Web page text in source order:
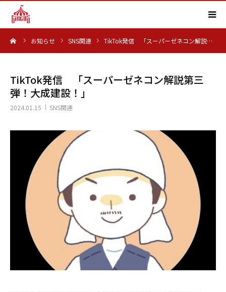
お知らせ SNS関連 TikTok発信 「スーパーゼネコン解説…
TikTok発信 「スーパーゼネコン解説第三
弾！大成建設！」
2024.01.15 SNS関連
HOME
実績紹介
会社概要
求人情報
よくある質問
お問い合わせ